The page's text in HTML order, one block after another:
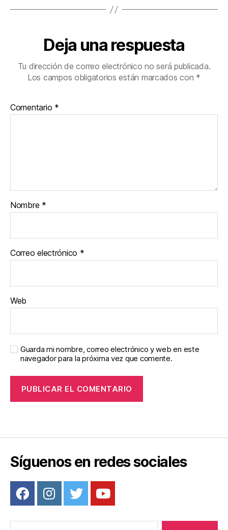
Deja una respuesta
Tu dirección de correo electrónico no será publicada.
Los campos obligatorios están marcados con *
Comentario *
Nombre *
Correo electrónico *
Web
Guarda mi nombre, correo electrónico y web en este
navegador para la próxima vez que comente.
Síguenos en redes sociales